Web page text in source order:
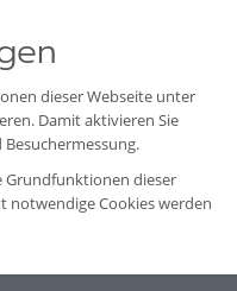
dieser Webseite unter
Damit aktivieren Sie
Grundfunktionen dieser
notwendige Cookies werden